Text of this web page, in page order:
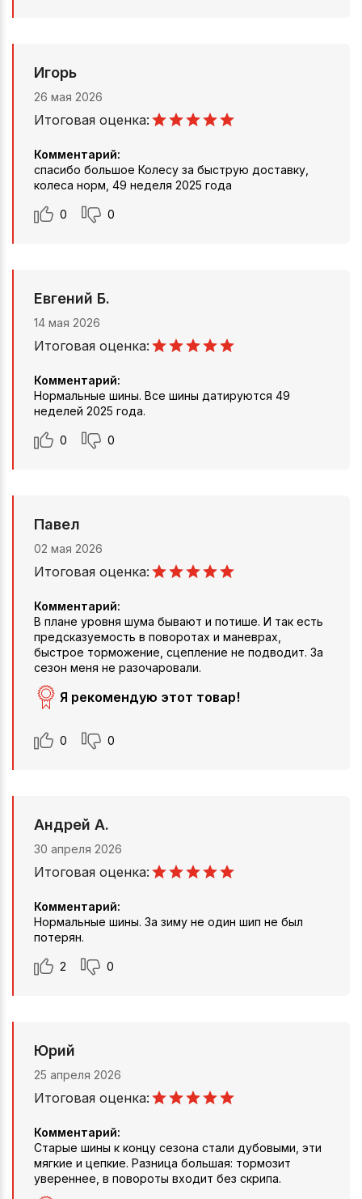
Игорь
26 мая 2026
Итоговая оценка:
Комментарий:
спасибо большое Колесу за быструю доставку,
колеса норм, 49 неделя 2025 года
0 0
Евгений Б.
14 мая 2026
Итоговая оценка:
Комментарий:
Нормальные шины. Все шины датируются 49
неделей 2025 года.
0 0
Павел
02 мая 2026
Итоговая оценка:
Комментарий:
В плане уровня шума бывают и потише. И так есть
предсказуемость в поворотах и маневрах,
быстрое торможение, сцепление не подводит. За
сезон меня не разочаровали.
Я рекомендую этот товар!
0 0
Андрей А.
30 апреля 2026
Итоговая оценка:
Комментарий:
Нормальные шины. За зиму не один шип не был
потерян.
2 0
Юрий
25 апреля 2026
Итоговая оценка:
Комментарий:
Старые шины к концу сезона стали дубовыми, эти
мягкие и цепкие. Разница большая: тормозит
увереннее, в повороты входит без скрипа.